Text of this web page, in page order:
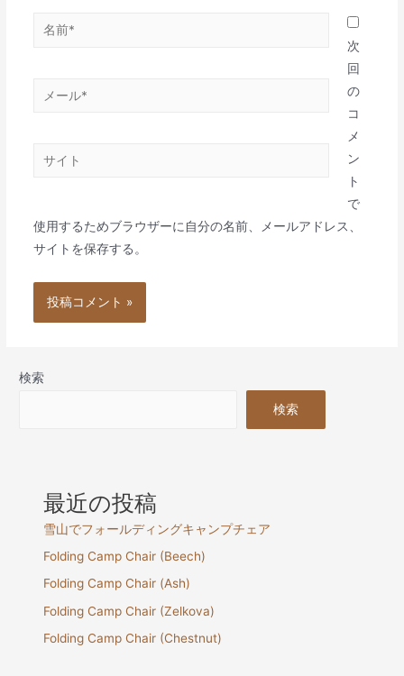
次
回
の
コ
メ
ン
ト
で
使用するためブラウザーに自分の名前、メールアドレス、
サイトを保存する。
検索
検索
最近の投稿
雪山でフォールディングキャンプチェア
Folding Camp Chair (Beech)
Folding Camp Chair (Ash)
Folding Camp Chair (Zelkova)
Folding Camp Chair (Chestnut)